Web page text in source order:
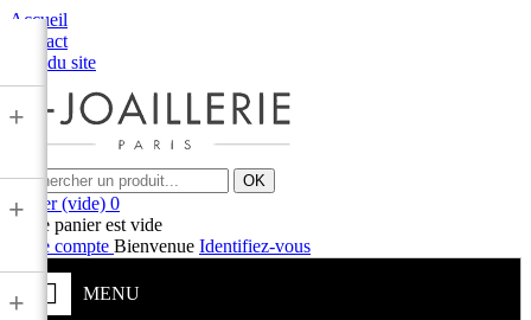
Accueil
Contact
Plan du site
OK
Panier (vide) 0
Votre panier est vide
Votre compte Bienvenue Identifiez-vous
MENU
+
+
+